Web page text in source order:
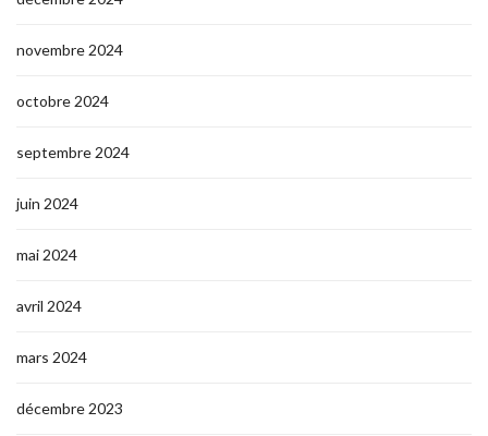
novembre 2024
octobre 2024
septembre 2024
juin 2024
mai 2024
avril 2024
mars 2024
décembre 2023